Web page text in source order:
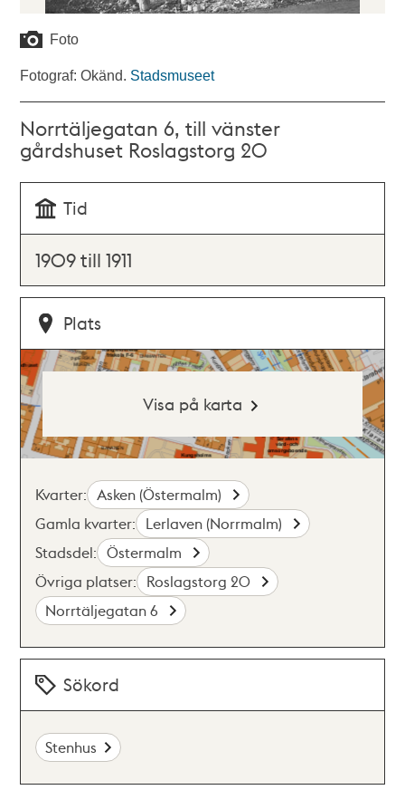
Foto
Fotograf: Okänd. Stadsmuseet
Norrtäljegatan 6, till vänster
gårdshuset Roslagstorg 20
Tid
1909 till 1911
Plats
Visa på karta
Kvarter: Asken (Östermalm)
Gamla kvarter: Lerlaven (Norrmalm)
Stadsdel: Östermalm
Övriga platser: Roslagstorg 20
Norrtäljegatan 6
Sökord
Stenhus